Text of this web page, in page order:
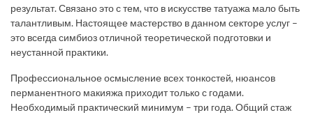
результат. Связано это с тем, что в искусстве татуажа мало быть
талантливым. Настоящее мастерство в данном секторе услуг –
это всегда симбиоз отличной теоретической подготовки и
неустанной практики.
Профессиональное осмысление всех тонкостей, нюансов
перманентного макияжа приходит только с годами.
Необходимый практический минимум – три года. Общий стаж